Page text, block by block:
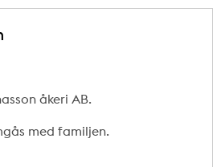
åkeri AB.
med familjen.